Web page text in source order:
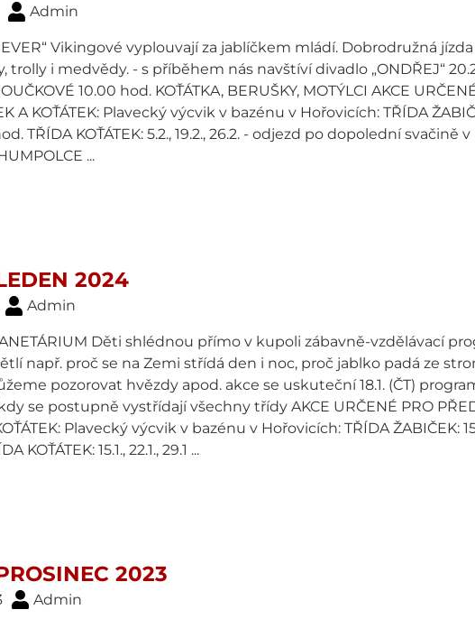
Admin
Vikingové vyplouvají za jablíčkem mládí. Dobrodružná
trolly i medvědy. - s příběhem nás navštíví divadlo „ONDŘEJ“
10.00 hod. KOŤÁTKA, BERUŠKY, MOTÝLCI AKCE
A KOŤÁTEK: Plavecký výcvik v bazénu v Hořovicích: TŘÍDA
TŘÍDA KOŤÁTEK: 5.2., 19.2., 26.2. - odjezd po dopolední svačině
...
2024
Admin
Děti shlédnou přímo v kupoli zábavně-vzdělávací
např. proč se na Zemi střídá den i noc, proč jablko padá ze
pozorovat hvězdy apod. akce se uskuteční 18.1. (ČT)
se postupně vystřídají všechny třídy AKCE URČENÉ PRO
Plavecký výcvik v bazénu v Hořovicích: TŘÍDA ŽABIČEK:
KOŤÁTEK: 15.1., 22.1., 29.1 ...
2023
Admin